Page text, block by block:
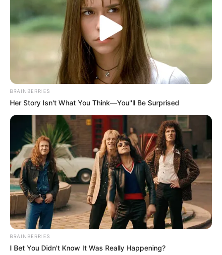
(foto: instagram/bobbysamuell)
Biodata & Profil
Nama Lengkap: Bobby Samuel Kurniawan
Nama Panggung: Bobby Samuel Kurniawan
BRAINBERRIES
Her Story Isn't What You Think—You''ll Be Surprised
BRAINBERRIES
I Bet You Didn't Know It Was Really Happening?